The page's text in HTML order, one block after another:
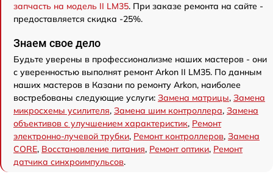
запчасть на модель II LM35. При заказе ремонта на сайте -
предоставляется скидка -25%.
Знаем свое дело
Будьте уверены в профессионализме наших мастеров - они
с уверенностью выполнят ремонт Arkon II LM35. По данным
наших мастеров в Казани по ремонту Arkon, наиболее
востребованы следующие услуги: Замена матрицы, Замена
микросхемы усилителя, Замена шим контроллера, Замена
объективов с улучшением характеристик, Ремонт
электронно-лучевой трубки, Ремонт контроллеров, Замена
CORE, Восстановление питания, Ремонт оптики, Ремонт
датчика синхроимпульсов.